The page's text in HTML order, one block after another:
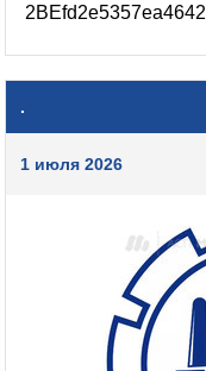
.
1 июля 2026